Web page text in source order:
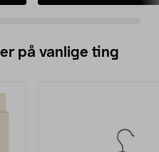
på vanlige ting